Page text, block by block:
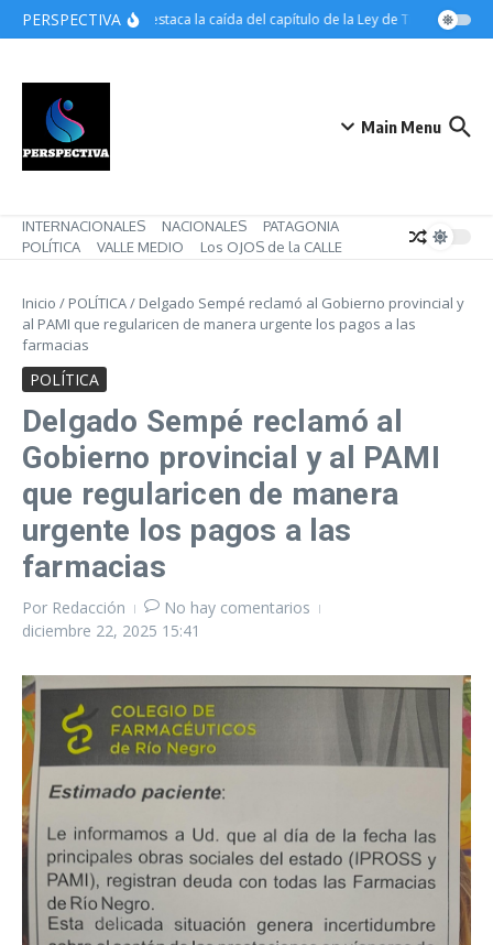
Saltar al contenido
PERSPECTIVAATE destaca la caída del capítulo de la Ley de Tierras pero
Main Menu
INTERNACIONALES NACIONALES
PATAGONIA
POLÍTICA
VALLE MEDIO Los OJOS de la CALLE
Inicio / POLÍTICA/ Delgado Sempé reclamó al Gobierno provincial y
al PAMI que regularicen de manera urgente los pagos a las
farmacias
POLÍTICA
Delgado Sempé reclamó al
Gobierno provincial y al PAMI
que regularicen de manera
urgente los pagos a las
farmacias
Por Redacción
No hay comentarios
diciembre 22, 2025 15:41